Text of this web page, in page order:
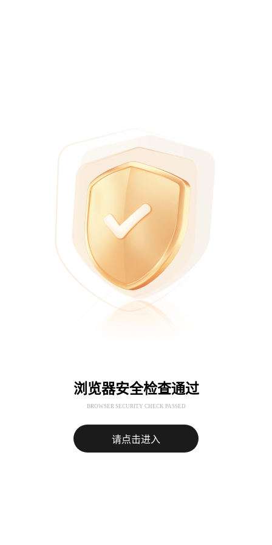
浏览器安全检查通过
BROWSER SECURITY CHECK PASSED
请点击进入